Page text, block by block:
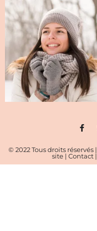
© 2022 Tous droits réservés |
site | Contact |